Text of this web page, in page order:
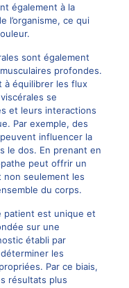
également à la
l’organisme, ce qui
sont également
profondes.
à équilibrer les flux
se
et leurs interactions
Par exemple, des
influencer la
le dos. En prenant en
peut offrir un
non seulement les
du corps.
patient est unique et
sur une
établi par
les
Par ce biais,
résultats plus